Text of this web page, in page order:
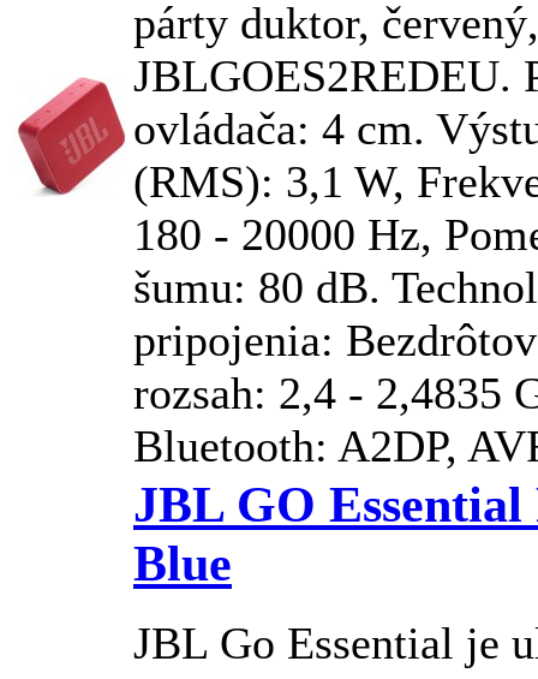
párty duktor,
JBLGOES2REDEU.
ovládača: 4 cm.
(RMS): 3,1 W,
180 - 20000 Hz,
šumu: 80 dB.
pripojenia:
rozsah: 2,4 - 2,4835
Bluetooth: A2DP,
JBL GO
Blue
JBL Go Essential je